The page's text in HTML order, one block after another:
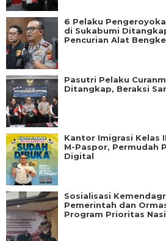
6 Pelaku
di Sukabumi
Pencurian Alat
Pasutri Pelaku
Ditangkap, Beraksi
Kantor Imigrasi Kelas
M-Paspor, Permudah
Digital
Sosialisasi
Pemerintah dan
Program Prioritas